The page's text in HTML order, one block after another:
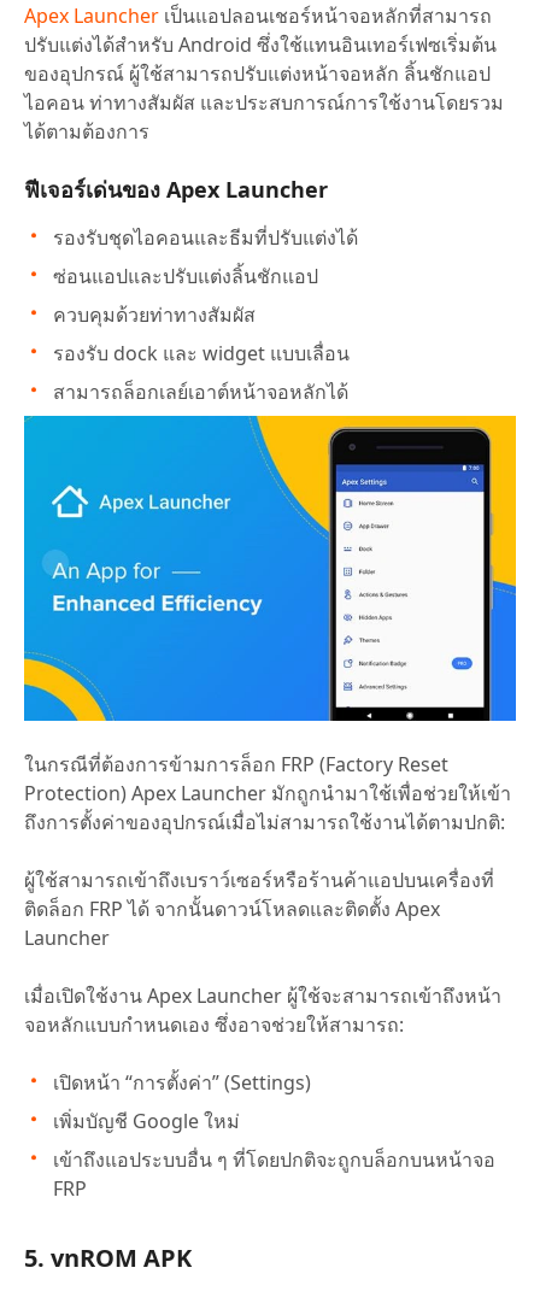
Apex Launcher เป็นแอปลอนเชอร์หน้าจอหลักที่สามารถ
ปรับแต่งได้สำหรับ Android ซึ่งใช้แทนอินเทอร์เฟซเริ่มต้น
ของอุปกรณ์ ผู้ใช้สามารถปรับแต่งหน้าจอหลัก ลิ้นชักแอป
ไอคอน ท่าทางสัมผัส และประสบการณ์การใช้งานโดยรวม
ได้ตามต้องการ
ฟีเจอร์เด่นของ Apex Launcher
รองรับชุดไอคอนและธีมที่ปรับแต่งได้
ซ่อนแอปและปรับแต่งลิ้นชักแอป
ควบคุมด้วยท่าทางสัมผัส
รองรับ dock และ widget แบบเลื่อน
สามารถล็อกเลย์เอาต์หน้าจอหลักได้
ในกรณีที่ต้องการข้ามการล็อก FRP (Factory Reset
Protection) Apex Launcher มักถูกนำมาใช้เพื่อช่วยให้เข้า
ถึงการตั้งค่าของอุปกรณ์เมื่อไม่สามารถใช้งานได้ตามปกติ:
ผู้ใช้สามารถเข้าถึงเบราว์เซอร์หรือร้านค้าแอปบนเครื่องที่
ติดล็อก FRP ได้ จากนั้นดาวน์โหลดและติดตั้ง Apex
Launcher
เมื่อเปิดใช้งาน Apex Launcher ผู้ใช้จะสามารถเข้าถึงหน้า
จอหลักแบบกำหนดเอง ซึ่งอาจช่วยให้สามารถ:
เปิดหน้า “การตั้งค่า” (Settings)
เพิ่มบัญชี Google ใหม่
เข้าถึงแอประบบอื่น ๆ ที่โดยปกติจะถูกบล็อกบนหน้าจอ
FRP
5. vnROM APK